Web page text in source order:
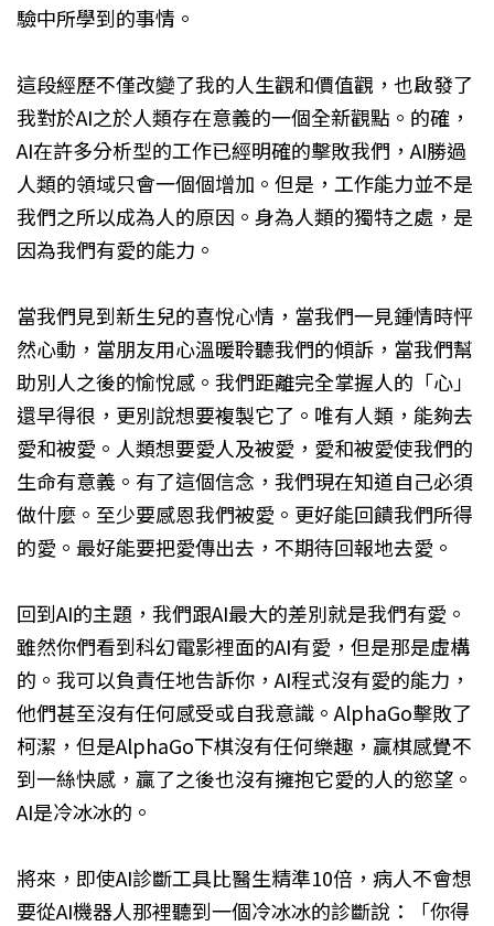
驗中所學到的事情。
這段經歷不僅改變了我的人生觀和價值觀，也啟發了
我對於AI之於人類存在意義的一個全新觀點。的確，
AI在許多分析型的工作已經明確的擊敗我們，AI勝過
人類的領域只會一個個增加。但是，工作能力並不是
我們之所以成為人的原因。身為人類的獨特之處，是
因為我們有愛的能力。
當我們見到新生兒的喜悅心情，當我們一見鍾情時怦
然心動，當朋友用心溫暖聆聽我們的傾訴，當我們幫
助別人之後的愉悅感。我們距離完全掌握人的「心」
還早得很，更別說想要複製它了。唯有人類，能夠去
愛和被愛。人類想要愛人及被愛，愛和被愛使我們的
生命有意義。有了這個信念，我們現在知道自己必須
做什麼。至少要感恩我們被愛。更好能回饋我們所得
的愛。最好能要把愛傳出去，不期待回報地去愛。
回到AI的主題，我們跟AI最大的差別就是我們有愛。
雖然你們看到科幻電影裡面的AI有愛，但是那是虛構
的。我可以負責任地告訴你，AI程式沒有愛的能力，
他們甚至沒有任何感受或自我意識。AlphaGo擊敗了
柯潔，但是AlphaGo下棋沒有任何樂趣，贏棋感覺不
到一絲快感，贏了之後也沒有擁抱它愛的人的慾望。
AI是冷冰冰的。
將來，即使AI診斷工具比醫生精準10倍，病人不會想
要從AI機器人那裡聽到一個冷冰冰的診斷說：「你得